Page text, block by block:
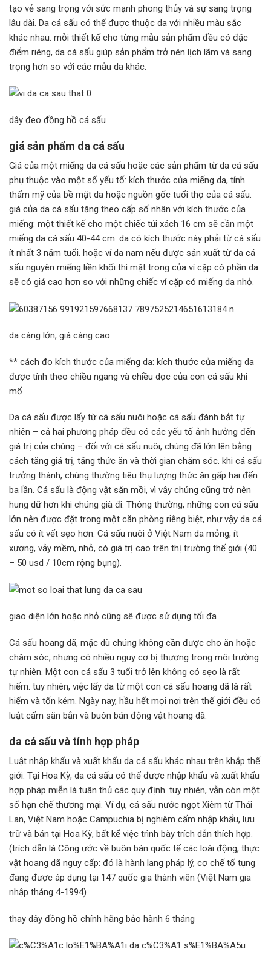
tạo vẻ sang trọng với sức mạnh phong thủy và sự sang trọng
lâu dài. Da cá sấu có thể được thuộc da với nhiều màu sắc
khác nhau. mỗi thiết kế cho từng mẫu sản phẩm đều có đặc
điểm riêng, da cá sấu giúp sản phẩm trở nên lịch lãm và sang
trọng hơn so với các mẫu da khác.
dây đeo đồng hồ cá sấu
giá sản phẩm da cá sấu
Giá của một miếng da cá sấu hoặc các sản phẩm từ da cá sấu
phụ thuộc vào một số yếu tố: kích thước của miếng da, tính
thẩm mỹ của bề mặt da hoặc nguồn gốc tuổi thọ của cá sấu.
giá của da cá sấu tăng theo cấp số nhân với kích thước của
miếng: một thiết kế cho một chiếc túi xách 16 cm sẽ cần một
miếng da cá sấu 40-44 cm. da có kích thước này phải từ cá sấu
ít nhất 3 năm tuổi. hoặc ví da nam nếu được sản xuất từ ​​da cá
sấu nguyên miếng liền khối thì mặt trong của ví cặp có phần da
sẽ có giá cao hơn so với những chiếc ví cặp có miếng da nhỏ.
da càng lớn, giá càng cao
** cách đo kích thước của miếng da: kích thước của miếng da
được tính theo chiều ngang và chiều dọc của con cá sấu khi
mổ
Da cá sấu được lấy từ cá sấu nuôi hoặc cá sấu đánh bắt tự
nhiên – cả hai phương pháp đều có các yếu tố ảnh hưởng đến
giá trị của chúng – đối với cá sấu nuôi, chúng đã lớn lên bằng
cách tăng giá trị, tăng thức ăn và thời gian chăm sóc. khi cá sấu
trưởng thành, chúng thường tiêu thụ lượng thức ăn gấp hai đến
ba lần. Cá sấu là động vật săn mồi, vì vậy chúng cũng trở nên
hung dữ hơn khi chúng già đi. Thông thường, những con cá sấu
lớn nên được đặt trong một căn phòng riêng biệt, như vậy da cá
sấu có ít vết sẹo hơn. Cá sấu nuôi ở Việt Nam da mỏng, ít
xương, vảy mềm, nhỏ, có giá trị cao trên thị trường thế giới (40
– 50 usd / 10cm rộng bụng).
giao diện lớn hoặc nhỏ cũng sẽ được sử dụng tối đa
Cá sấu hoang dã, mặc dù chúng không cần được cho ăn hoặc
chăm sóc, nhưng có nhiều nguy cơ bị thương trong môi trường
tự nhiên. Một con cá sấu 3 tuổi trở lên không có sẹo là rất
hiếm. tuy nhiên, việc lấy da từ một con cá sấu hoang dã là rất
hiếm và tốn kém. Ngày nay, hầu hết mọi nơi trên thế giới đều có
luật cấm săn bắn và buôn bán động vật hoang dã.
da cá sấu và tính hợp pháp
Luật nhập khẩu và xuất khẩu da cá sấu khác nhau trên khắp thế
giới. Tại Hoa Kỳ, da cá sấu có thể được nhập khẩu và xuất khẩu
hợp pháp miễn là tuân thủ các quy định. tuy nhiên, vẫn còn một
số hạn chế thương mại. Ví dụ, cá sấu nước ngọt Xiêm từ Thái
Lan, Việt Nam hoặc Campuchia bị nghiêm cấm nhập khẩu, lưu
trữ và bán tại Hoa Kỳ, bất kể việc trình bày trích dẫn thích hợp.
(trích dẫn là Công ước về buôn bán quốc tế các loài động, thực
vật hoang dã nguy cấp: đó là hành lang pháp lý, cơ chế tố tụng
đang được áp dụng tại 147 quốc gia thành viên (Việt Nam gia
nhập tháng 4-1994)
thay dây đồng hồ chính hãng bảo hành 6 tháng